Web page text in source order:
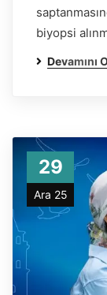
biyopsi
Devamını
29
Ara 25